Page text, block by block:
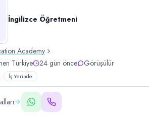
İngilizce Öğretmeni
Academy
Türkiye
24 gün önce Görüşülür
İş Yerinde